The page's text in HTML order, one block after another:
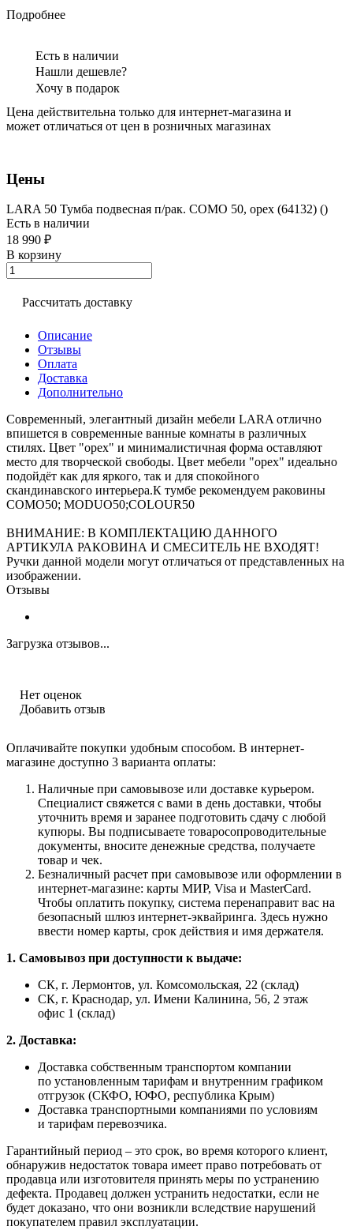
Подробнее
Есть в наличии
Нашли дешевле?
Хочу в подарок
Цена действительна только для интернет-магазина и
может отличаться от цен в розничных магазинах
Цены
LARA 50 Тумба подвесная п/рак. COMO 50, орех (64132) ()
Есть в наличии
18 990 ₽
В корзину
Рассчитать доставку
Описание
Отзывы
Оплата
Доставка
Дополнительно
Современный, элегантный дизайн мебели LARA отлично
впишется в современные ванные комнаты в различных
стилях. Цвет "орех" и минималистичная форма оставляют
место для творческой свободы. Цвет мебели "орех" идеально
подойдёт как для яркого, так и для спокойного
скандинавского интерьера.К тумбе рекомендуем раковины
СOMO50; MODUO50;COLOUR50
ВНИМАНИЕ: В КОМПЛЕКТАЦИЮ ДАННОГО
АРТИКУЛА РАКОВИНА И СМЕСИТЕЛЬ НЕ ВХОДЯТ!
Ручки данной модели могут отличаться от представленных на
изображении.
Отзывы
Загрузка отзывов...
Нет оценок
Добавить отзыв
Оплачивайте покупки удобным способом. В интернет-
магазине доступно 3 варианта оплаты:
Наличные при самовывозе или доставке курьером.
Специалист свяжется с вами в день доставки, чтобы
уточнить время и заранее подготовить сдачу с любой
купюры. Вы подписываете товаросопроводительные
документы, вносите денежные средства, получаете
товар и чек.
Безналичный расчет при самовывозе или оформлении в
интернет-магазине: карты МИР, Visa и MasterCard.
Чтобы оплатить покупку, система перенаправит вас на
безопасный шлюз интернет-эквайринга. Здесь нужно
ввести номер карты, срок действия и имя держателя.
1. Самовывоз при доступности к выдаче:
СК, г. Лермонтов, ул. Комсомольская, 22 (склад)
СК, г. Краснодар, ул. Имени Калинина, 56, 2 этаж
офис 1 (склад)
2. Доставка:
Доставка собственным транспортом компании
по установленным тарифам и внутренним графиком
отгрузок (СКФО, ЮФО, республика Крым)
Доставка транспортными компаниями по условиям
и тарифам перевозчика.
Гарантийный период – это срок, во время которого клиент,
обнаружив недостаток товара имеет право потребовать от
продавца или изготовителя принять меры по устранению
дефекта. Продавец должен устранить недостатки, если не
будет доказано, что они возникли вследствие нарушений
покупателем правил эксплуатации.